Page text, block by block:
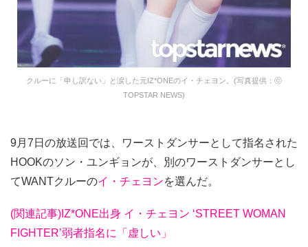
クルーに「申し訳ない」と涙した元IZ*ONEのイ・チェヨン。(写真提供：ⓒ
TOPSTAR NEWS)
9月7日の放送回では、ワーストダンサーとして指名された
HOOKのソン・ユンギョンが、別のワーストダンサーとし
てWANTクルーのイ・チェヨンを選んだ。
(関連記事)IZ*ONE出身 イ・チェヨン ‘STREET WOMAN
FIGHTER’弱者指名に「虚しい」